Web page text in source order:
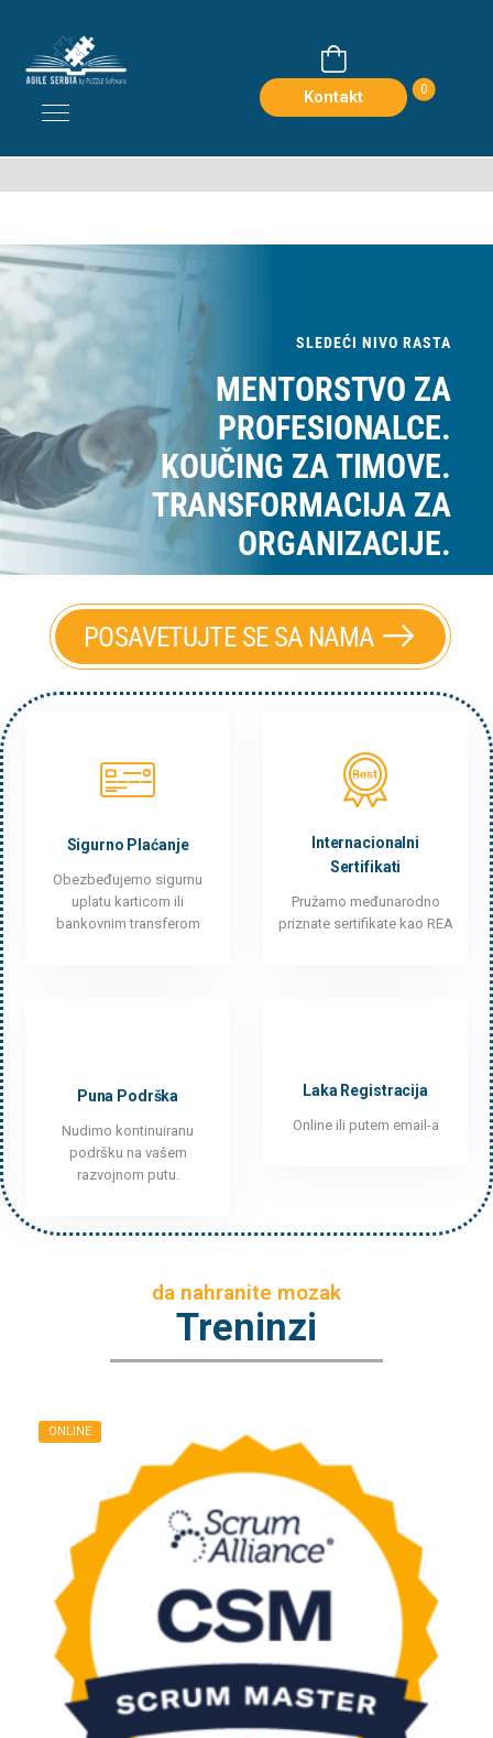
0
Kontakt
SLEDEĆI NIVO RASTA
MENTORSTVO ZA
PROFESIONALCE.
KOUČING ZA TIMOVE.
TRANSFORMACIJA ZA
ORGANIZACIJE.
POSAVETUJTE SE SA NAMA
Sigurno Plaćanje
Obezbeđujemo sigurnu
uplatu karticom ili
bankovnim transferom
Internacionalni
Sertifikati
Pružamo međunarodno
priznate sertifikate kao REA
Puna Podrška
Nudimo kontinuiranu
podršku na vašem
razvojnom putu.
Laka Registracija
Online ili putem email-a
da nahranite mozak
Treninzi
ONLINE